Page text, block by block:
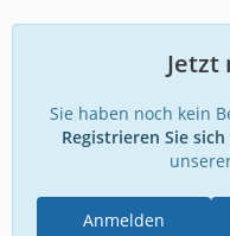
Jetzt
Sie haben noch kein
Registrieren Sie
Anmelden